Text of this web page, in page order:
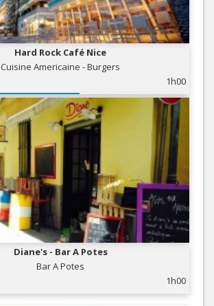
Hard Rock Café Nice
Cuisine Americaine - Burgers
1h00
Diane's - Bar A Potes
Bar A Potes
1h00